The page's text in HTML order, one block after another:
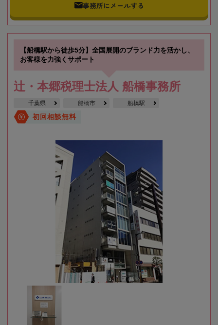
事務所にメールする
【船橋駅から徒歩5分】全国展開のブランド力を活かし、
お客様を力強くサポート
辻・本郷税理士法人 船橋事務所
千葉県 船橋市 船橋駅
初回相談無料